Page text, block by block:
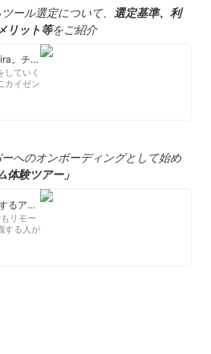
ションを
に技術書
必要もあ
ール選定について、
選定基準、利
リット等をご紹介
Trello、Asana、GitHub、Jira。チームによって管理ツールがバラバラな理由 - エス・エム・エス エンジニア テックブログ
していく
カイゼン
チームご
るのか、
タスク
ケ」「カ
、各サー
へのオンボーディングとして始め
体験ツアー」
2ヶ月かけて8チームに所属するアーキテクト向けオンボード「チーム体験ツアー」とは？ - エス・エム・エス エンジニア テックブログ
リモー
する人が
た。そう
員に会え
行 とな
くなる